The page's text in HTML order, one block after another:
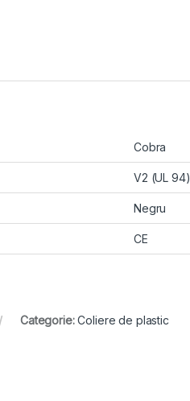
Cobra
V2 (UL 94)
Negru
CE
Categorie:Coliere de plastic